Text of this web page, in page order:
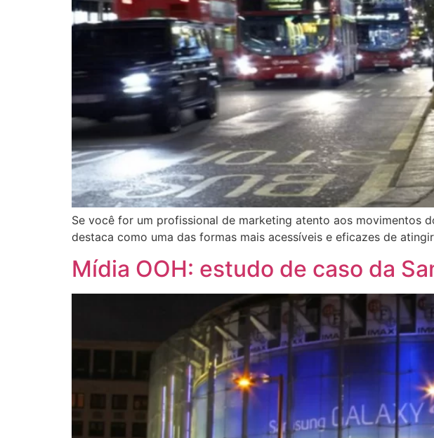
Se você for um profissional de marketing atento aos movimentos
destaca como uma das formas mais acessíveis e eficazes de
Mídia OOH: estudo de caso da